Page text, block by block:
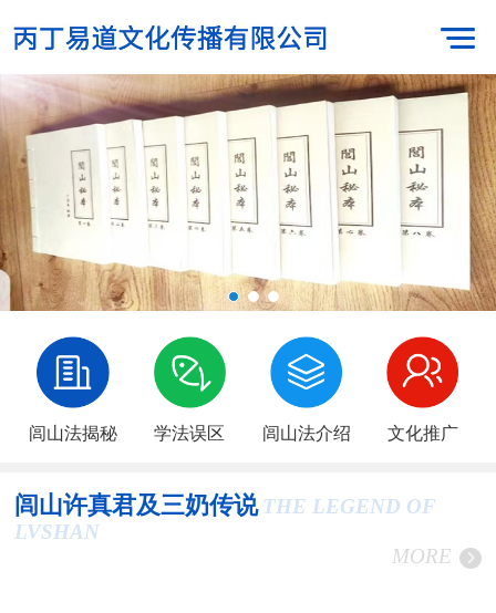
闾山法揭秘 学法误区 闾山法介绍 文化推广
闾山许真君及三奶传说 THE LEGEND OF
LVSHAN
MORE